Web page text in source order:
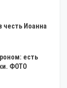
честь Иоанна
есть
ФОТО